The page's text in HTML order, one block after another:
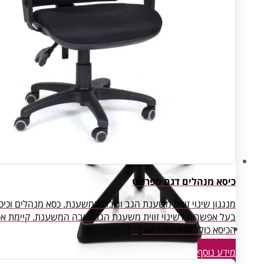
עיצוב ותכנון
כיסא מנהלים דגם ספרינט
מנגנון שינוי זווית משענת הגב וגובה המשענת. כסא
הכיסא כולל משענת ראש […]
מידע נוסף